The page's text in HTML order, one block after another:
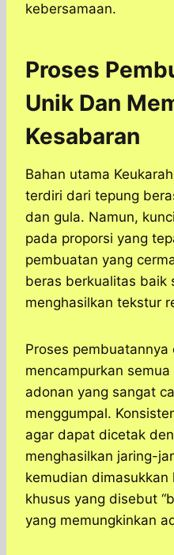
kebersamaan.
Proses
Unik Dan
Kesabaran
Bahan utama
terdiri dari tepung
dan gula. Namun,
pada proporsi yang
pembuatan yang
beras berkualitas baik
menghasilkan tekstur
Proses
mencampurkan
adonan yang sangat
menggumpal.
agar dapat dicetak
menghasilkan jaring-
kemudian dimasukkan
khusus yang disebut
yang memungkinkan